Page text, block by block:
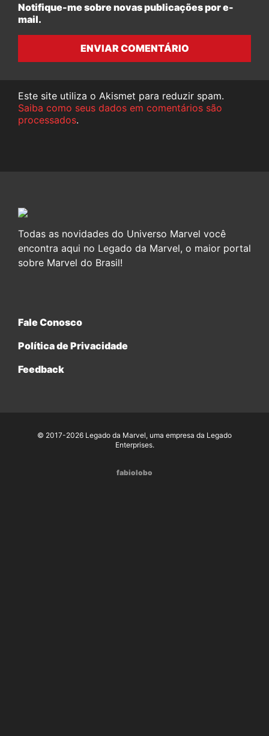
Notifique-me sobre novas publicações por e-
mail.
ENVIAR COMENTÁRIO
Este site utiliza o Akismet para reduzir spam.
Saiba como seus dados em comentários são
processados.
Todas as novidades do Universo Marvel você
encontra aqui no Legado da Marvel, o maior portal
sobre Marvel do Brasil!
Fale Conosco
Política de Privacidade
Feedback
© 2017-2026 Legado da Marvel, uma empresa da Legado
Enterprises.
fabiolobo